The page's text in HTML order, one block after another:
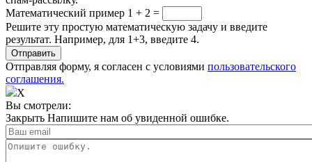
Математический пример 1 + 2 =
Решите эту простую математическую задачу и введите
результат. Например, для 1+3, введите 4.
Отправляя форму, я согласен с условиями пользовательского
соглашения.
X
Вы смотрели:
Закрыть Напишите нам об увиденной ошибке.